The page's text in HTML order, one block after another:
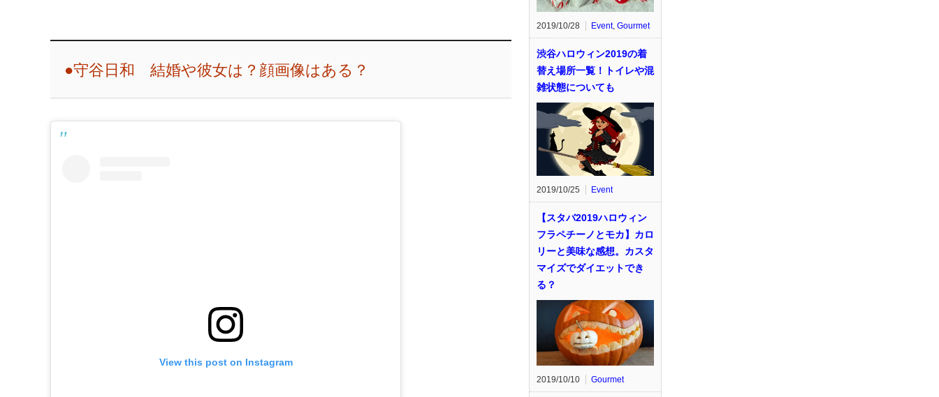
●守谷日和 結婚や彼女は？顔画像はある？
View this post on Instagram
2019/10/28 Event, Gourmet
渋谷ハロウィン2019の着
替え場所一覧！トイレや混
雑状態についても
2019/10/25 Event
【スタバ2019ハロウィン
フラペチーノとモカ】カロ
リーと美味な感想。カスタ
マイズでダイエットでき
る？
2019/10/10 Gourmet